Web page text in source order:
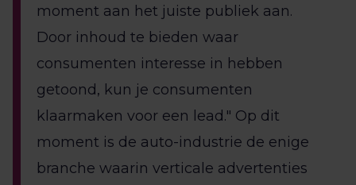
moment aan het juiste publiek aan.
Door inhoud te bieden waar
consumenten interesse in hebben
getoond, kun je consumenten
klaarmaken voor een lead." Op dit
moment is de auto-industrie de enige
branche waarin verticale advertenties